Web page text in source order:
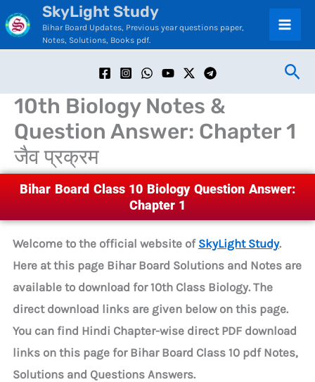
Skip
to
content
SkyLight Study
Bihar Board Updates, Previous year questions paper,
Notes, Solutions, Books pdf.
10th Biology Notes &
Question Answer: Chapter 1
जैव प्रक्रम
Bihar Board Class 10 Biology Question Answer:
Chapter 1
Welcome to the official website of SkyLight Study.
Here at this page Bihar Board Solutions and Notes are
available to download for 10th Class Biology. The
direct download links are given below on this page.
You can find Hindi Chapter-wise direct PDF download
links on this page for Bihar Board Class 10 pdf Notes,
Solutions and Questions Answers.
C
a
g
o
r
s